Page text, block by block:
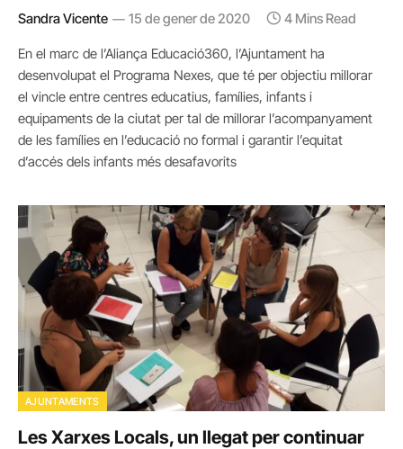
Sandra Vicente 15 de gener de 2020 4 Mins Read
En el marc de l’Aliança Educació360, l’Ajuntament ha
desenvolupat el Programa Nexes, que té per objectiu millorar
el vincle entre centres educatius, famílies, infants i
equipaments de la ciutat per tal de millorar l’acompanyament
de les famílies en l’educació no formal i garantir l’equitat
d’accés dels infants més desafavorits
AJUNTAMENTS
Les Xarxes Locals, un llegat per continuar